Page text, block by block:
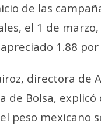
de las
el 1 de
1.88
directora de
de Bolsa, explicó
peso mexicano